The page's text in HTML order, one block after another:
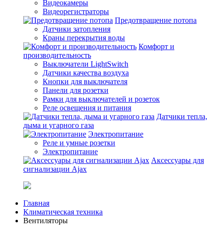
Видеокамеры
Видеорегистраторы
Предотвращение потопа
Датчики затопления
Краны перекрытия воды
Комфорт и
производительность
Выключатели LightSwitch
Датчики качества воздуха
Кнопки для выключателя
Панели для розетки
Рамки для выключателей и розеток
Реле освещения и питания
Датчики тепла,
дыма и угарного газа
Электропитание
Реле и умные розетки
Электропитание
Аксессуары для
сигнализации Ajax
Главная
Климатическая техника
Вентиляторы